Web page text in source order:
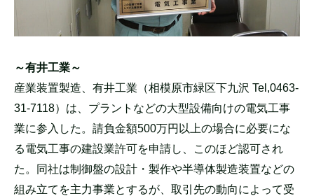
～有井工業～
産業装置製造、有井工業（相模原市緑区下九沢 Tel,0463-
31-7118）は、プラントなどの大型設備向けの電気工事
業に参入した。請負金額500万円以上の場合に必要にな
る電気工事の建設業許可を申請し、このほど認可され
た。同社は制御盤の設計・製作や半導体製造装置などの
組み立てを主力事業とするが、取引先の動向によって受